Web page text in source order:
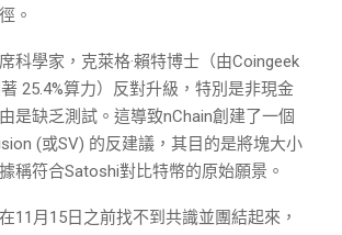
。
科學家，克萊格·賴特博士（由Coingeek
25.4%算力）反對升級，特別是非現金
是缺乏測試。這導致nChain創建了一個
(或SV) 的反建議，其目的是將塊大小
稱符合Satoshi對比特幣的原始願景。
11月15日之前找不到共識並團結起來，